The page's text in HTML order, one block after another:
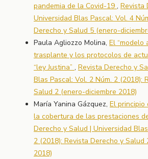
pandemia de la Covid-19 , Revista
Universidad Blas Pascal: Vol. 4
Derecho y Salud 5 (enero-
Paula Agliozzo Molina, El “modelo
trasplante y los protocolos de
“ley Justina” , Revista Derecho y
Blas Pascal: Vol. 2 Núm. 2 (2018):
Salud 2 (enero-diciembre 2018)
María Yanina Gázquez, El principio
la cobertura de las prestaciones
Derecho y Salud | Universidad
2 (2018): Revista Derecho y Salud
2018)